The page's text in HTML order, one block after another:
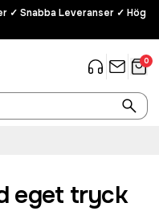
✓ Snabba Leveranser ✓ Hög
0
eget tryck